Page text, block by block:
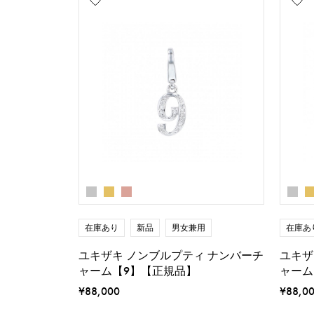
在庫あり 新品 男女兼用
ユキザキ ノンブルプティ ナンバーチ
ャーム【9】【正規品】
¥88,000
在庫あ
ユキ
ャー